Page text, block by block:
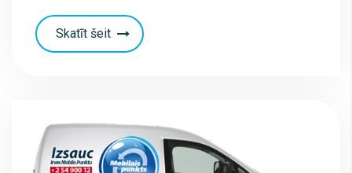
Skatīt šeit